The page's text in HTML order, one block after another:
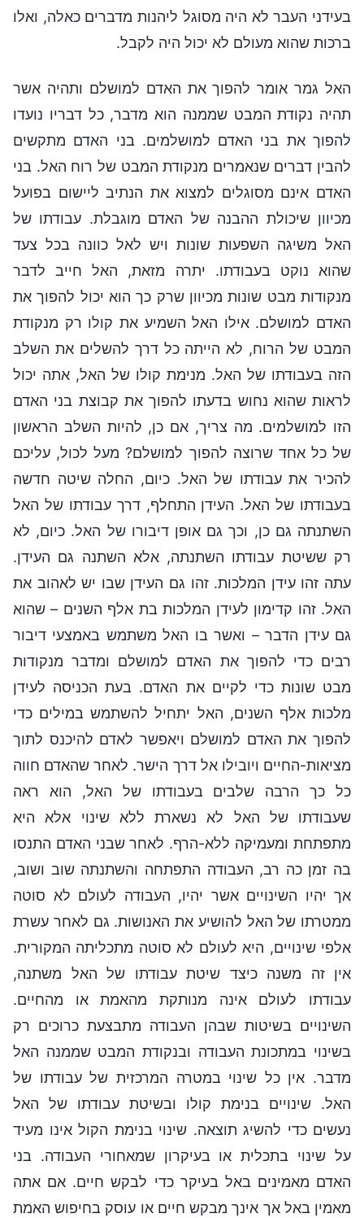
בעידני העבר לא היה מסוגל ליהנות מדברים כאלה, ואלו
ברכות שהוא מעולם לא יכול היה לקבל.
האל גמר אומר להפוך את האדם למושלם ותהיה אשר
תהיה נקודת המבט שממנה הוא מדבר, כל דבריו נועדו
להפוך את בני האדם למושלמים. בני האדם מתקשים
להבין דברים שנאמרים מנקודת המבט של רוח האל. בני
האדם אינם מסוגלים למצוא את הנתיב ליישום בפועל
מכיוון שיכולת ההבנה של האדם מוגבלת. עבודתו של
האל משיגה השפעות שונות ויש לאל כוונה בכל צעד
שהוא נוקט בעבודתו. יתרה מזאת, האל חייב לדבר
מנקודות מבט שונות מכיוון שרק כך הוא יכול להפוך את
האדם למושלם. אילו האל השמיע את קולו רק מנקודת
המבט של הרוח, לא הייתה כל דרך להשלים את השלב
הזה בעבודתו של האל. מנימת קולו של האל, אתה יכול
לראות שהוא נחוש בדעתו להפוך את קבוצת בני האדם
הזו למושלמים. מה צריך, אם כן, להיות השלב הראשון
של כל אחד שרוצה להפוך למושלם? מעל לכול, עליכם
להכיר את עבודתו של האל. כיום, החלה שיטה חדשה
בעבודתו של האל. העידן התחלף, דרך עבודתו של האל
השתנתה גם כן, וכך גם אופן דיבורו של האל. כיום, לא
רק ששיטת עבודתו השתנתה, אלא השתנה גם העידן.
עתה זהו עידן המלכות. זהו גם העידן שבו יש לאהוב את
האל. זהו קדימון לעידן המלכות בת אלף השנים – שהוא
גם עידן הדבר – ואשר בו האל משתמש באמצעי דיבור
רבים כדי להפוך את האדם למושלם ומדבר מנקודות
מבט שונות כדי לקיים את האדם. בעת הכניסה לעידן
מלכות אלף השנים, האל יתחיל להשתמש במילים כדי
להפוך את האדם למושלם ויאפשר לאדם להיכנס לתוך
מציאות-החיים ויובילו אל דרך הישר. לאחר שהאדם חווה
כל כך הרבה שלבים בעבודתו של האל, הוא ראה
שעבודתו של האל לא נשארת ללא שינוי אלא היא
מתפתחת ומעמיקה ללא-הרף. לאחר שבני האדם התנסו
בה זמן כה רב, העבודה התפתחה והשתנתה שוב ושוב,
אך יהיו השינויים אשר יהיו, העבודה לעולם לא סוטה
ממטרתו של האל להושיע את האנושות. גם לאחר עשרת
אלפי שינויים, היא לעולם לא סוטה מתכליתה המקורית.
אין זה משנה כיצד שיטת עבודתו של האל משתנה,
עבודתו לעולם אינה מנותקת מהאמת או מהחיים.
השינויים בשיטות שבהן העבודה מתבצעת כרוכים רק
בשינוי במתכונת העבודה ובנקודת המבט שממנה האל
מדבר. אין כל שינוי במטרה המרכזית של עבודתו של
האל. שינויים בנימת קולו ובשיטת עבודתו של האל
נעשים כדי להשיג תוצאה. שינוי בנימת הקול אינו מעיד
על שינוי בתכלית או בעיקרון שמאחורי העבודה. בני
האדם מאמינים באל בעיקר כדי לבקש חיים. אם אתה
מאמין באל אך אינך מבקש חיים או עוסק בחיפוש האמת